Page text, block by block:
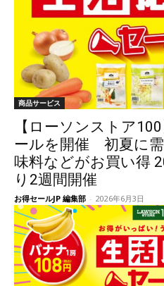
商品サービス
【ローソンストア
ールを開催 初夏に
味料などがお買い得
り2週間開催
お得セールJP 編集部 - 2026年6月3日